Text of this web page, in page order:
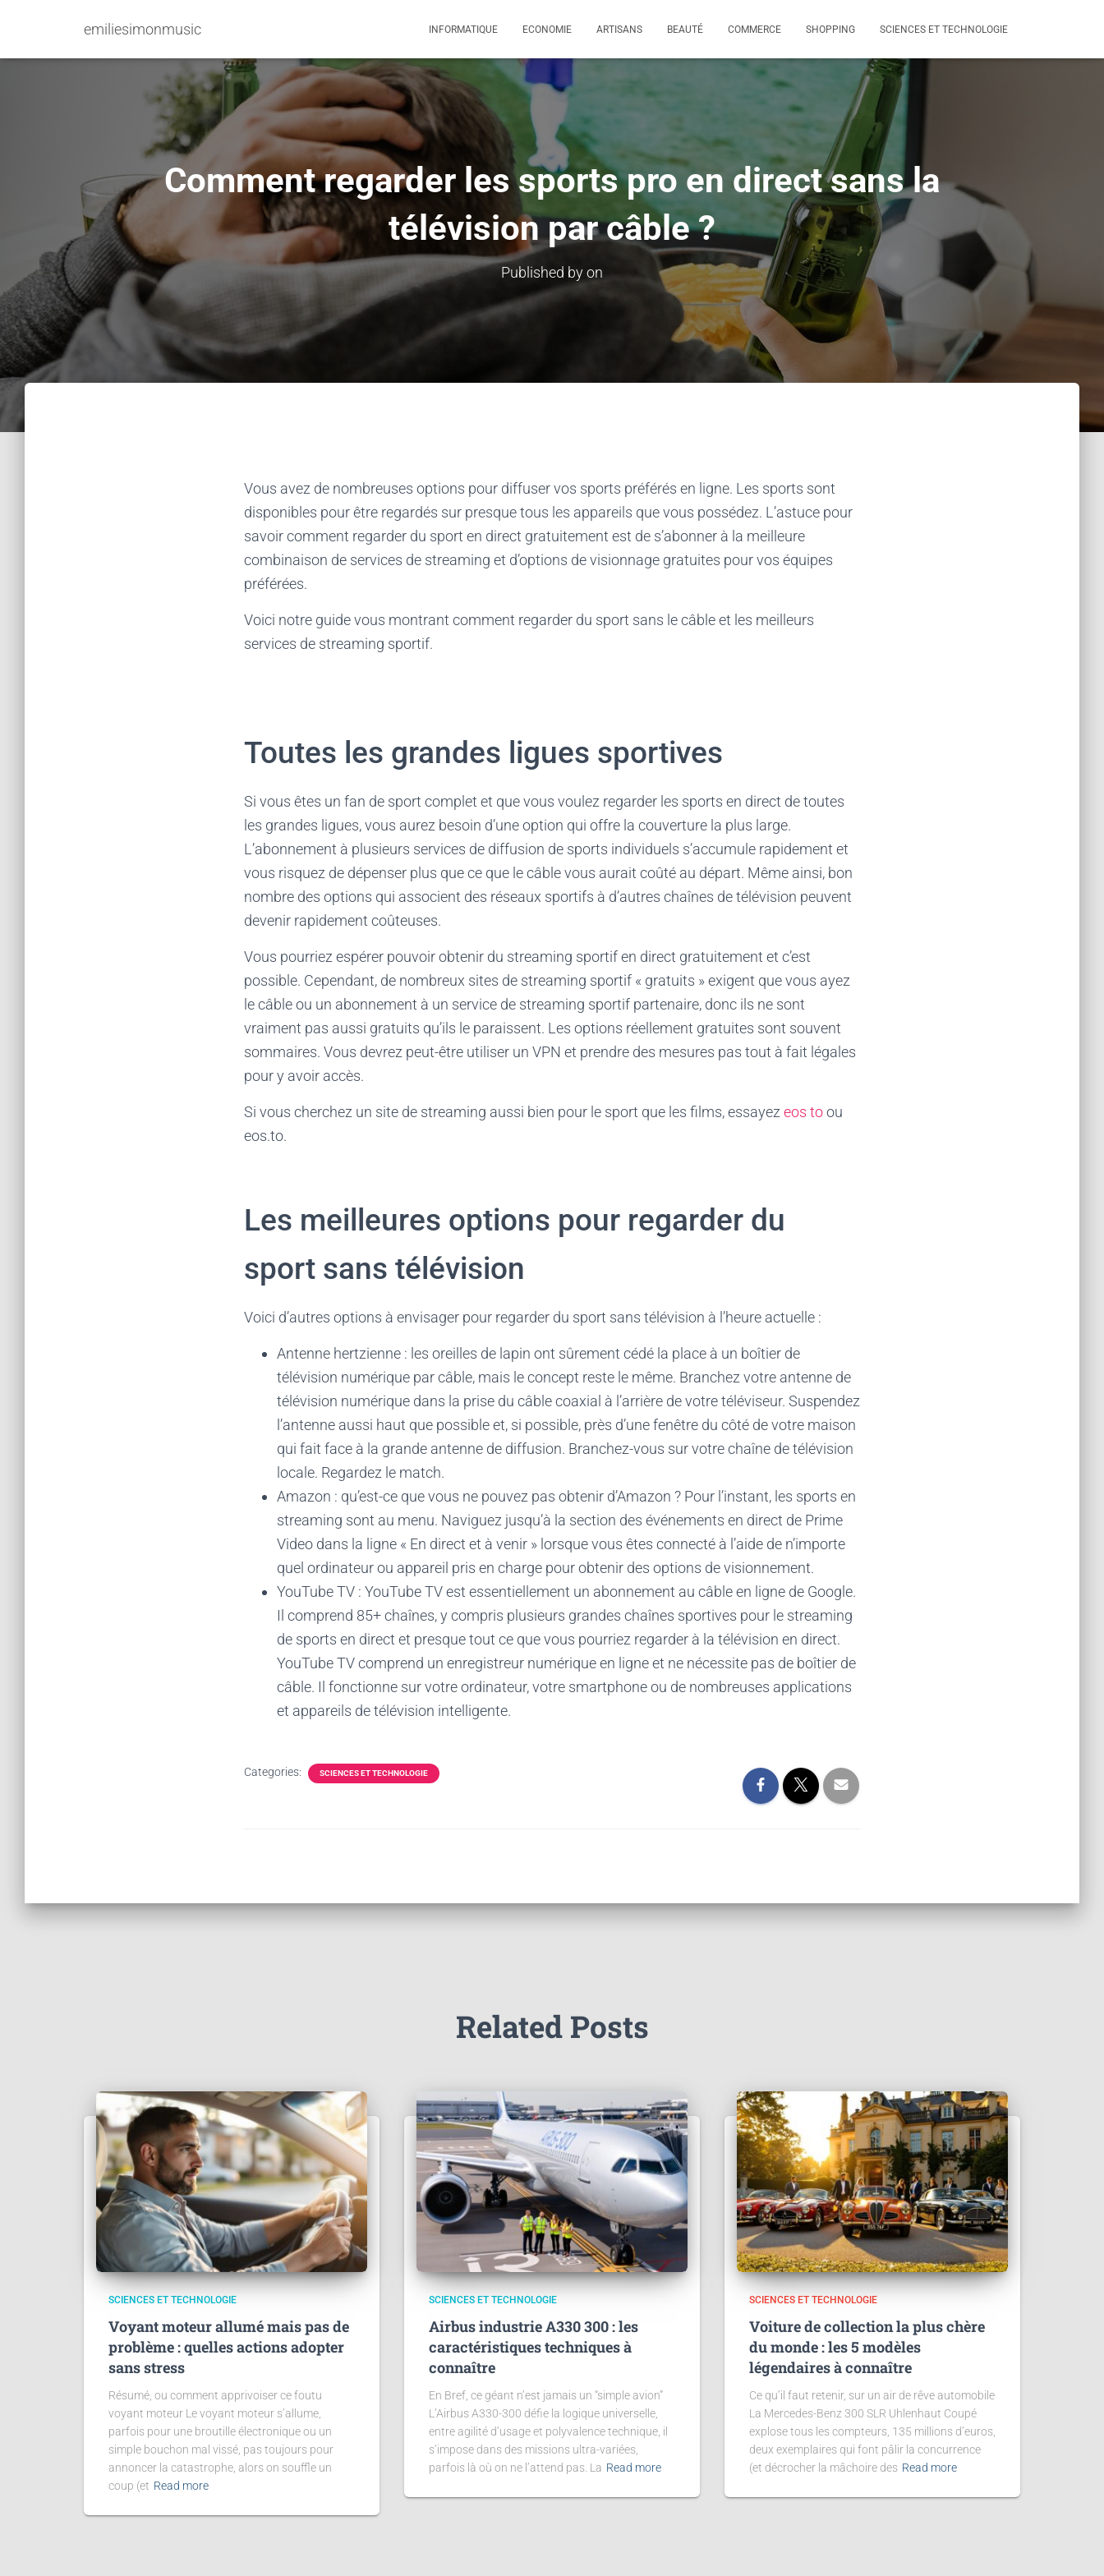
emiliesimonmusic INFORMATIQUE ECONOMIE ARTISANS BEAUTÉ COMMERCE SHOPPING SCIENCES ET TECHNOLOGIE
Comment regarder les sports pro en direct sans la
télévision par câble ?
Published byon
Vous avez de nombreuses options pour diffuser vos sports préférés en ligne. Les sports sont
disponibles pour être regardés sur presque tous les appareils que vous possédez. L’astuce pour
savoir comment regarder du sport en direct gratuitement est de s’abonner à la meilleure
combinaison de services de streaming et d’options de visionnage gratuites pour vos équipes
préférées.
Voici notre guide vous montrant comment regarder du sport sans le câble et les meilleurs
services de streaming sportif.
Toutes les grandes ligues sportives
Si vous êtes un fan de sport complet et que vous voulez regarder les sports en direct de toutes
les grandes ligues, vous aurez besoin d’une option qui offre la couverture la plus large.
L’abonnement à plusieurs services de diffusion de sports individuels s’accumule rapidement et
vous risquez de dépenser plus que ce que le câble vous aurait coûté au départ. Même ainsi, bon
nombre des options qui associent des réseaux sportifs à d’autres chaînes de télévision peuvent
devenir rapidement coûteuses.
Vous pourriez espérer pouvoir obtenir du streaming sportif en direct gratuitement et c’est
possible. Cependant, de nombreux sites de streaming sportif « gratuits » exigent que vous ayez
le câble ou un abonnement à un service de streaming sportif partenaire, donc ils ne sont
vraiment pas aussi gratuits qu’ils le paraissent. Les options réellement gratuites sont souvent
sommaires. Vous devrez peut-être utiliser un VPN et prendre des mesures pas tout à fait légales
pour y avoir accès.
Si vous cherchez un site de streaming aussi bien pour le sport que les films, essayez eos toou
eos.to.
Les meilleures options pour regarder du
sport sans télévision
Voici d’autres options à envisager pour regarder du sport sans télévision à l’heure actuelle :
Antenne hertzienne : les oreilles de lapin ont sûrement cédé la place à un boîtier de
télévision numérique par câble, mais le concept reste le même. Branchez votre antenne de
télévision numérique dans la prise du câble coaxial à l’arrière de votre téléviseur. Suspendez
l’antenne aussi haut que possible et, si possible, près d’une fenêtre du côté de votre maison
qui fait face à la grande antenne de diffusion. Branchez-vous sur votre chaîne de télévision
locale. Regardez le match.
Amazon : qu’est-ce que vous ne pouvez pas obtenir d’Amazon ? Pour l’instant, les sports en
streaming sont au menu. Naviguez jusqu’à la section des événements en direct de Prime
Video dans la ligne « En direct et à venir » lorsque vous êtes connecté à l’aide de n’importe
quel ordinateur ou appareil pris en charge pour obtenir des options de visionnement.
YouTube TV : YouTube TV est essentiellement un abonnement au câble en ligne de Google.
Il comprend 85+ chaînes, y compris plusieurs grandes chaînes sportives pour le streaming
de sports en direct et presque tout ce que vous pourriez regarder à la télévision en direct.
YouTube TV comprend un enregistreur numérique en ligne et ne nécessite pas de boîtier de
câble. Il fonctionne sur votre ordinateur, votre smartphone ou de nombreuses applications
et appareils de télévision intelligente.
Categories: SCIENCES ET TECHNOLOGIE
Related Posts
SCIENCES ET TECHNOLOGIE
Voyant moteur allumé mais pas de
problème : quelles actions adopter
sans stress
Résumé, ou comment apprivoiser ce foutu
voyant moteur Le voyant moteur s’allume,
parfois pour une broutille électronique ou un
simple bouchon mal vissé, pas toujours pour
annoncer la catastrophe, alors on souffle un
coup (et Read more
SCIENCES ET TECHNOLOGIE
Airbus industrie A330 300 : les
caractéristiques techniques à
connaître
En Bref, ce géant n’est jamais un “simple avion”
L’Airbus A330-300 défie la logique universelle,
entre agilité d’usage et polyvalence technique, il
s’impose dans des missions ultra-variées,
parfois là où on ne l’attend pas. La Read more
SCIENCES ET TECHNOLOGIE
Voiture de collection la plus chère
du monde : les 5 modèles
légendaires à connaître
Ce qu’il faut retenir, sur un air de rêve automobile
La Mercedes-Benz 300 SLR Uhlenhaut Coupé
explose tous les compteurs, 135 millions d’euros,
deux exemplaires qui font pâlir la concurrence
(et décrocher la mâchoire des Read more